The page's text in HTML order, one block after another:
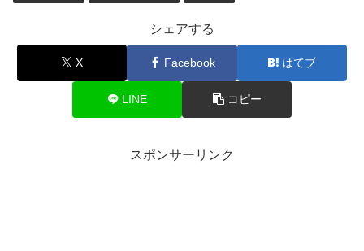
シェアする
X Facebook はてブ
LINE コピー
スポンサーリンク